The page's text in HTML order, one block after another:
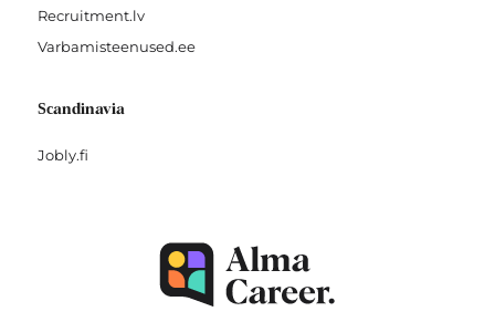
Recruitment.lv
Varbamisteenused.ee
Scandinavia
Jobly.fi